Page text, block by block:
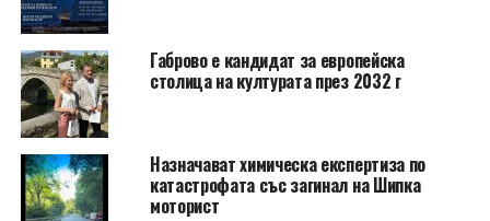
Габрово е кандидат за европейска
столица на културата през 2032 г
Назначават химическа експертиза по
катастрофата със загинал на Шипка
моторист